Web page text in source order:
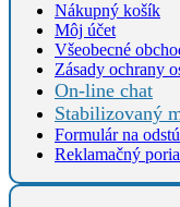
Nákupný košík
Môj účet
Všeobecné
Zásady ochrany
On-line chat
Stabilizovaný
Formulár na
Reklamačný